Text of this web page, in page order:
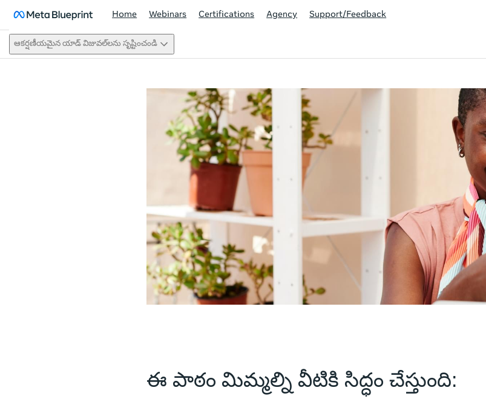
Home Webinars Certifications Agency Support/Feedback
ఆకర్షణీయమైన యాడ్ విజువల్‌లను సృష్టించండి
This activity is also available in English. View activity
ఈ పాఠం మిమ్మల్ని వీటికి సిద్ధం చేస్తుంది: